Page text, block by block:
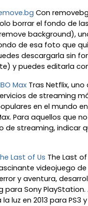
Con
borrar el fondo de
background),
de esa foto que
descargarla sin
y puedes editarla con
Max Tras Netflix, uno
de streaming
en el mundo
Para aquellos que
de streaming, indicar
Last of Us The Last
videojuego
y aventura,
para Sony PlayStation.
luz en 2013 para PS3 y